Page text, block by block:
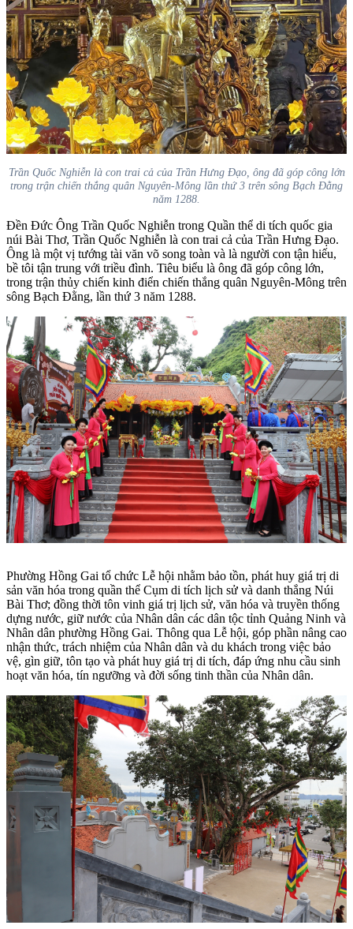
Trần Quốc Nghiễn là con trai cả của Trần Hưng Đạo, ông đã góp công lớn
trong trận chiến thắng quân Nguyên-Mông lần thứ 3 trên sông Bạch Đằng
năm 1288.
Đền Đức Ông Trần Quốc Nghiễn trong Quần thể di tích quốc gia
núi Bài Thơ, Trần Quốc Nghiễn là con trai cả của Trần Hưng Đạo.
Ông là một vị tướng tài văn võ song toàn và là người con tận hiếu,
bề tôi tận trung với triều đình. Tiêu biểu là ông đã góp công lớn,
trong trận thủy chiến kinh điển chiến thắng quân Nguyên-Mông trên
sông Bạch Đằng, lần thứ 3 năm 1288.
Phường Hồng Gai tổ chức Lễ hội nhằm bảo tồn, phát huy giá trị di
sản văn hóa trong quần thể Cụm di tích lịch sử và danh thắng Núi
Bài Thơ; đồng thời tôn vinh giá trị lịch sử, văn hóa và truyền thống
dựng nước, giữ nước của Nhân dân các dân tộc tỉnh Quảng Ninh và
Nhân dân phường Hồng Gai. Thông qua Lễ hội, góp phần nâng cao
nhận thức, trách nhiệm của Nhân dân và du khách trong việc bảo
vệ, gìn giữ, tôn tạo và phát huy giá trị di tích, đáp ứng nhu cầu sinh
hoạt văn hóa, tín ngưỡng và đời sống tinh thần của Nhân dân.